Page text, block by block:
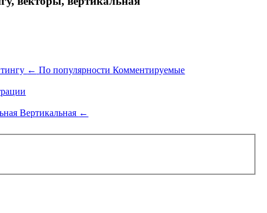
← По популярностиКомментируемые
Вертикальная ←